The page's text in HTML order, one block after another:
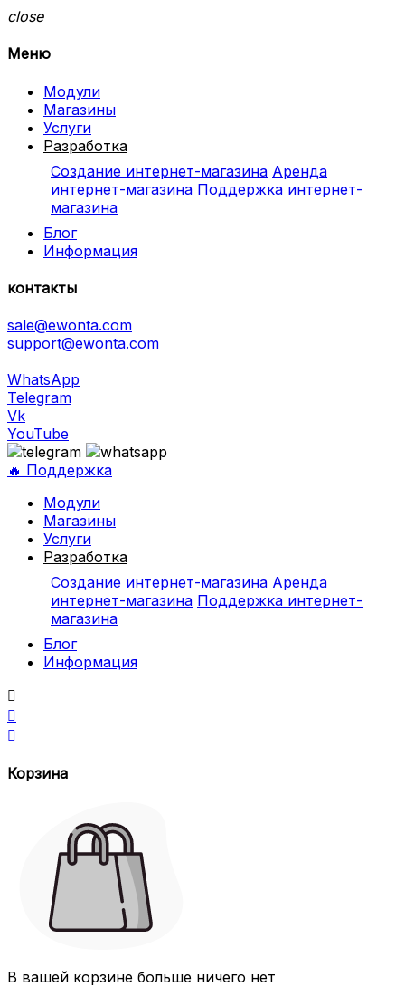
close
Меню
Модули
Магазины
Услуги
Разработка
Создание интернет-магазина Аренда
интернет-магазина Поддержка интернет-
магазина
Блог
Информация
контакты
sale@ewonta.com
support@ewonta.com
WhatsApp
Telegram
Vk
YouTube
🔥 Поддержка
Модули
Магазины
Услуги
Разработка
Создание интернет-магазина Аренда
интернет-магазина Поддержка интернет-
магазина
Блог
Информация



Корзина
В вашей корзине больше ничего нет